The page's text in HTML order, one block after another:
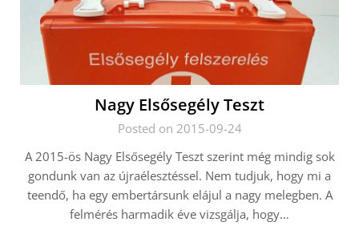
Nagy Elsősegély Teszt
Posted on 2015-09-24
A 2015-ös Nagy Elsősegély Teszt szerint még mindig sok
gondunk van az újraélesztéssel. Nem tudjuk, hogy mi a
teendő, ha egy embertársunk elájul a nagy melegben. A
felmérés harmadik éve vizsgálja, hogy…